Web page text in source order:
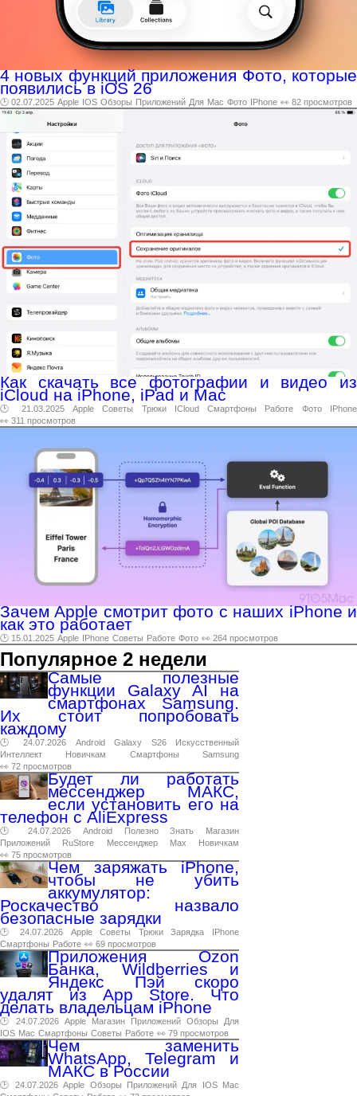
4 новых функций приложения Фото, которые
появились в iOS 26
🕑 02.07.2025 Apple IOS Обзоры Приложений Для Mac Фото IPhone 👀 82 просмотров
Как скачать все фотографии и видео из
iCloud на iPhone, iPad и Mac
🕑 21.03.2025 Apple Советы Трюки ICloud Смартфоны Работе Фото
IPhone
👀 311 просмотров
Зачем Apple смотрит фото с наших iPhone и
как это работает
🕑 15.01.2025 Apple IPhone Советы Работе Фото 👀 264 просмотров
Популярное 2 недели
Самые полезные
функции Galaxy AI на
смартфонах Samsung.
Их стоит попробовать
каждому
🕑 24.07.2026 Android Galaxy S26
Искусственный
Интеллект
Новичкам Смартфоны
Samsung
👀 72 просмотров
Будет ли работать
мессенджер МАКС,
если установить его на
телефон с AliExpress
🕑 24.07.2026 Android Полезно Знать
Магазин
Приложений
RuStore Мессенджер Max
Новичкам
👀 75 просмотров
Чем заряжать iPhone,
чтобы не убить
аккумулятор:
Роскачество назвало
безопасные зарядки
🕑 24.07.2026 Apple Советы Трюки Зарядка
IPhone
Смартфоны Работе 👀 69 просмотров
Приложения Ozon
Банка, Wildberries и
Яндекс Пэй скоро
удалят из App Store. Что
делать владельцам iPhone
🕑 24.07.2026 Apple Магазин Приложений Обзоры
Для
IOS Mac Смартфоны Советы Работе 👀 79 просмотров
Чем заменить
WhatsApp, Telegram и
МАКС в России
🕑 24.07.2026 Apple Обзоры Приложений Для IOS
Mac